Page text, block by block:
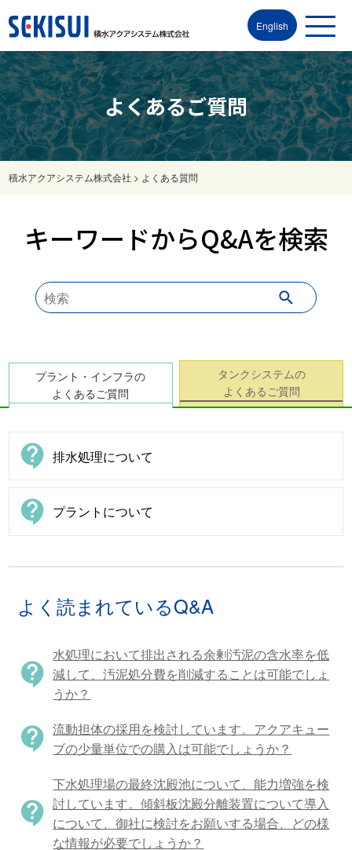
English
よくあるご質問
積水アクアシステム株式会社 > よくある質問
キーワードからQ&Aを検索
プラント・インフラの
よくあるご質問
タンクシステムの
よくあるご質問
contact_support 排水処理について
contact_support プラントについて
よく読まれているQ&A
contact_support
水処理において排出される余剰汚泥の含水率を低
減して、汚泥処分費を削減することは可能でしょ
うか？
contact_support 流動担体の採用を検討しています。アクアキュー
ブの少量単位での購入は可能でしょうか？
contact_support
下水処理場の最終沈殿池について、能力増強を検
討しています。傾斜板沈殿分離装置について導入
について、御社に検討をお願いする場合、どの様
な情報が必要でしょうか？